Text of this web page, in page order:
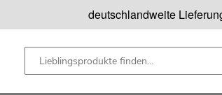
deutschlandweite